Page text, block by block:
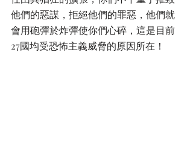
他們的惡謀，拒絕他們的罪惡，他們就
會用砲彈於炸彈使你們心碎，這是目前
27國均受恐怖主義威脅的原因所在！